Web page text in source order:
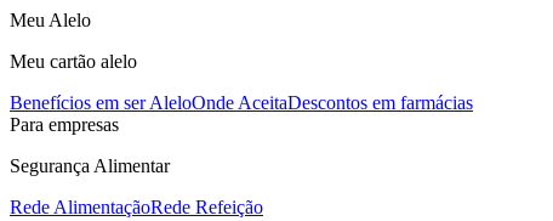
Meu Alelo
Meu cartão alelo
Benefícios em ser AleloOnde AceitaDescontos em farmácias
Para empresas
Segurança Alimentar
Rede AlimentaçãoRede Refeição